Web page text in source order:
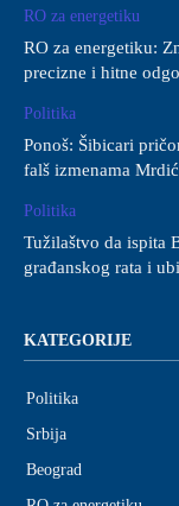
RO za energetiku
RO za energetiku:
precizne i hitne
Politika
Ponoš: Šibicari
falš izmenama
Politika
Tužilaštvo da ispita
građanskog rata i
KATEGORIJE
Politika
Srbija
Beograd